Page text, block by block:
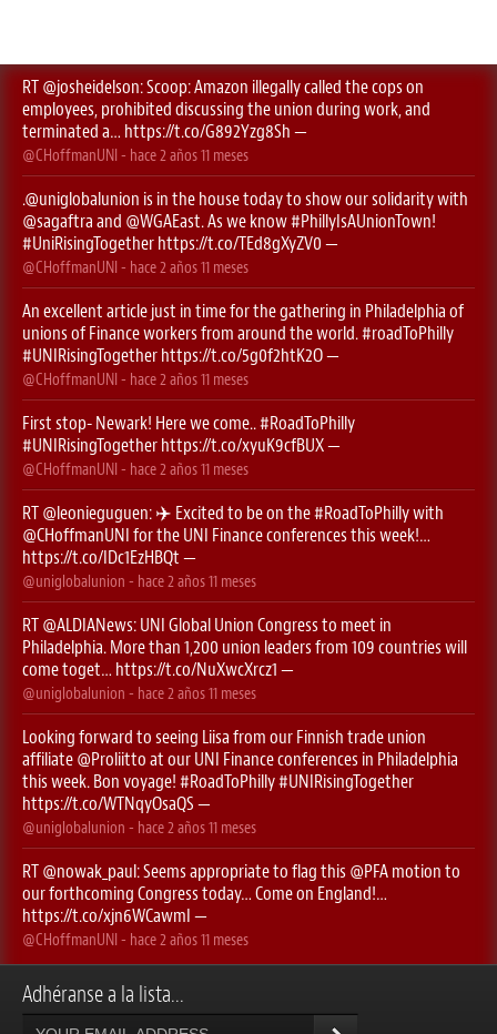
Adhéranse a la lista...
RT @josheidelson: Scoop: Amazon illegally called the cops on
employees, prohibited discussing the union during work, and
terminated a… https://t.co/G892Yzg8Sh —
@CHoffmanUNI - hace 2 años 11 meses
.@uniglobalunion is in the house today to show our solidarity with
@sagaftra ⁩ and ⁦ @WGAEast⁩. As we know#PhillyIsAUnionTown!
#UniRisingTogether https://t.co/TEd8gXyZV0 —
@CHoffmanUNI - hace 2 años 11 meses
An excellent article just in time for the gathering in Philadelphia of
unions of Finance workers from around the world.#roadToPhilly
#UNIRisingTogether https://t.co/5g0f2htK2O—
@CHoffmanUNI - hace 2 años 11 meses
First stop- Newark! Here we come..#RoadToPhilly
#UNIRisingTogether https://t.co/xyuK9cfBUX—
@CHoffmanUNI - hace 2 años 11 meses
RT @leonieguguen: ✈️ Excited to be on the#RoadToPhillywith
@CHoffmanUNI for the UNI Finance conferences this week!…
https://t.co/IDc1EzHBQt —
@uniglobalunion - hace 2 años 11 meses
RT @ALDIANews: UNI Global Union Congress to meet in
Philadelphia. More than 1,200 union leaders from 109 countries will
come toget… https://t.co/NuXwcXrcz1 —
@uniglobalunion - hace 2 años 11 meses
Looking forward to seeing Liisa from our Finnish trade union
affiliate @Proliitto at our UNI Finance conferences in Philadelphia
this week. Bon voyage! #RoadToPhilly#UNIRisingTogether
https://t.co/WTNqyOsaQS —
@uniglobalunion - hace 2 años 11 meses
RT @nowak_paul: Seems appropriate to flag this ⁦ @PFA ⁩ motion to
our forthcoming Congress today… Come on England!…
https://t.co/xjn6WCawmI —
@CHoffmanUNI - hace 2 años 11 meses